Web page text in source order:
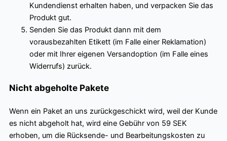
Kundendienst erhalten haben, und verpacken Sie das
Produkt gut.
Senden Sie das Produkt dann mit dem
vorausbezahlten Etikett (im Falle einer Reklamation)
oder mit Ihrer eigenen Versandoption (im Falle eines
Widerrufs) zurück.
Nicht abgeholte Pakete
Wenn ein Paket an uns zurückgeschickt wird, weil der Kunde
es nicht abgeholt hat, wird eine Gebühr von 59 SEK
erhoben, um die Rücksende- und Bearbeitungskosten zu